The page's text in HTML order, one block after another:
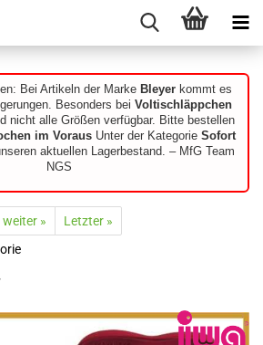
Bei Artikeln der Marke Bleyerkommt es
Besonders bei Voltischläppchen
nicht alle Größen verfügbar. Bitte bestellen
im VorausUnter der Kategorie Sofort
aktuellen Lagerbestand. – MfG Team
NGS
weiter »
Letzter »